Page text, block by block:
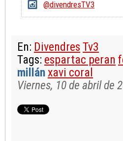
@divendresTV3
En: Divendres Tv3
Tags: espartac peran
millánxavi coral
Viernes, 10 de abril de